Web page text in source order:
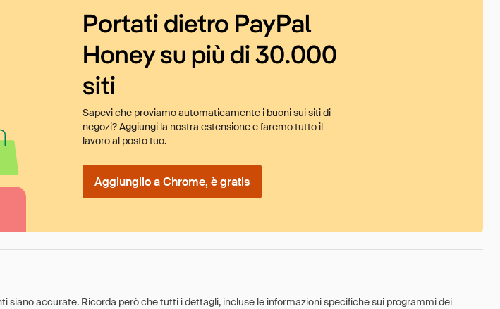
Portati dietro PayPal
Honey su più di 30.000
siti
Sapevi che proviamo automaticamente i buoni sui siti di
negozi? Aggiungi la nostra estensione e faremo tutto il
lavoro al posto tuo.
Aggiungilo a Chrome, è gratis
accurate. Ricorda però che tutti i dettagli, incluse le informazioni specifiche sui programmi dei